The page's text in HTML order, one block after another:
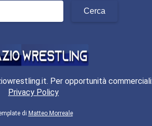
Per opportunità
Privacy Policy
di Matteo Morreale